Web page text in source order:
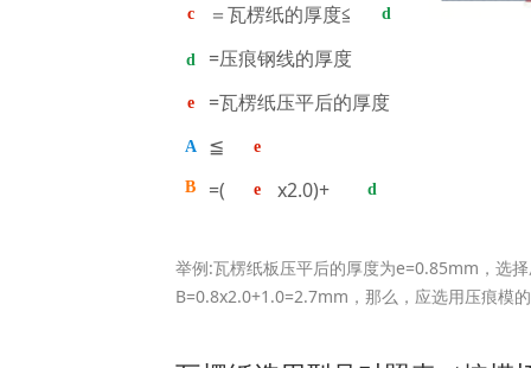
d
举例:瓦楞纸板压平后的厚度为e=0.85mm，选
B=0.8x2.0+1.0=2.7mm，那么，应选用压痕模
=瓦楞纸压平后的厚度
=压痕钢线的厚度
＝瓦楞纸的厚度≦
=( x2.0)+
≦
c
d
A
B
e
e
d
e